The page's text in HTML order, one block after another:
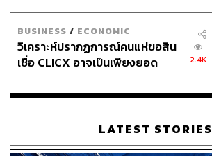
BUSINESS / ECONOMIC
วิเคราะห์ปรากฏการณ์คนแห่ขอสิน
เชื่อ CLICX อาจเป็นเพียงยอด
เรือนไทยที่ถูกซุกไว้
2.4K
LATEST STORIES